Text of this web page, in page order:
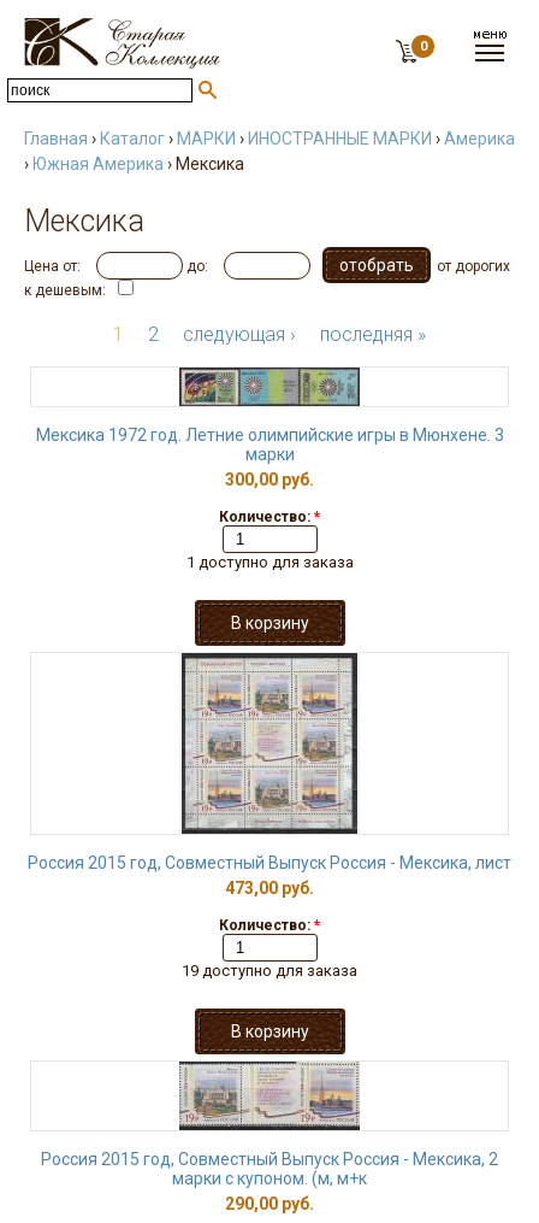
0
Главная › Каталог› МАРКИ › ИНОСТРАННЫЕ МАРКИ ›Америка
› Южная Америка › Мексика
Мексика
Цена от: до:
от дорогих
к дешевым:
1 2 следующая › последняя »
Мексика 1972 год. Летние олимпийские игры в Мюнхене. 3
марки
300,00 руб.
Количество: *
1 доступно для заказа
Россия 2015 год, Совместный Выпуск Россия - Мексика, лист
473,00 руб.
Количество: *
19 доступно для заказа
Россия 2015 год, Совместный Выпуск Россия - Мексика, 2
марки с купоном. (м, м+к
290,00 руб.